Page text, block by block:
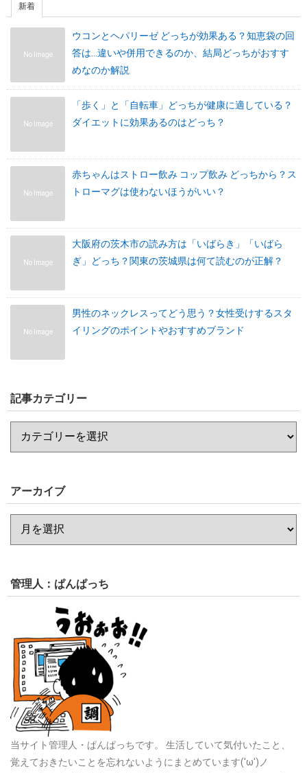
新着
No Image
ウコンとヘパリーゼ どっちが効果ある？知恵袋の回
答は…違いや併用できるのか、結局どっちがおすす
めなのか解説
No Image
「歩く」と「自転車」どっちが健康に適している？
ダイエットに効果あるのはどっち？
No Image
赤ちゃんはストロー飲み コップ飲み どっちから？ス
トローマグは使わないほうがいい？
No Image
大阪府の茨木市の読み方は「いばらき」「いばら
ぎ」どっち？関東の茨城県は何て読むのが正解？
No Image
男性のネックレスってどう思う？女性受けするスタ
イリングのポイントやおすすめブランド
記事カテゴリー
アーカイブ
管理人：ぱんぱっち
当サイト管理人・ぱんぱっちです。
生活していて気付いたこと、
覚えておきたいことを忘れないようにまとめています('ω')ノ